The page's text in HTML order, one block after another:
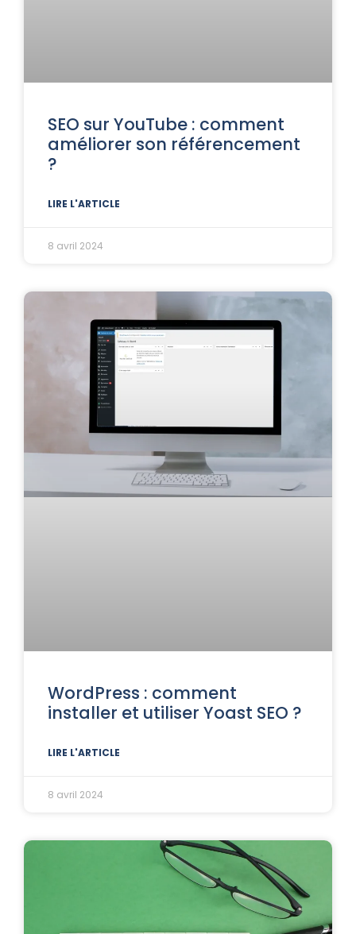
SEO sur YouTube : comment
améliorer son référencement
?
LIRE L'ARTICLE
8 avril 2024
WordPress : comment
installer et utiliser Yoast SEO ?
LIRE L'ARTICLE
8 avril 2024